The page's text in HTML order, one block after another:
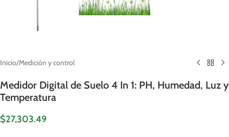
Inicio/Medición y control
Medidor Digital de Suelo 4 In 1: PH, Humedad, Luz y
Temperatura
$27,303.49